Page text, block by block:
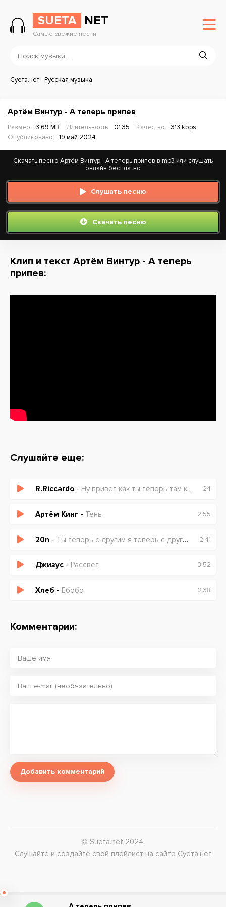
SUETA NET
Самые свежие песни
Суета.нет-Русская музыка
Артём Винтур - А теперь припев
Размер: 3.69 MB Длительность: 01:35 Качество:
313 kbps
Опубликовано:
19 май 2024
Скачать песню Артём Винтур - А теперь припев в mp3 или слушать
онлайн бесплатно
Слушать песню
Скачать песню
Клип и текст Артём Винтур - А теперь
припев:
Слушайте еще:
R.Riccardo - Ну привет как ты теперь там как там теперь 24
Артём Кинг - Тень 2:55
20n - Ты теперь с другим я теперь с другой ой 2:41
Джизус - Рассвет 3:52
Хлеб - Ебобо 2:38
Комментарии:
Добавить комментарий
© Sueta.net 2024.
Слушайте и создайте свой плейлист на сайте Суета.нет